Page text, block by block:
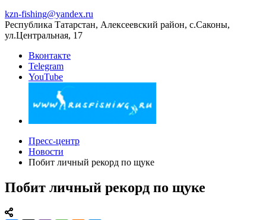
kzn-fishing@yandex.ru
Республика Татарстан, Алексеевский район, с.Саконы,
ул.Центральная, 17
Вконтакте
Telegram
YouTube
Пресс-центр
Новости
Побит личный рекорд по щуке
Побит личный рекорд по щуке